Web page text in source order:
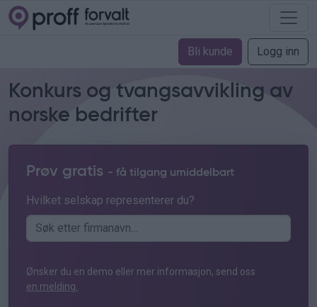
Bli kunde Logg inn
Konkurs og tvangsavvikling av
norske bedrifter
Prøv gratis - få tilgang umiddelbart
Hvilket selskap representerer du?
Ønsker du en demo eller mer informasjon, send oss
en melding.